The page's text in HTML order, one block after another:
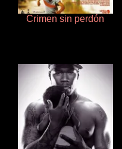
Crimen sin perdón